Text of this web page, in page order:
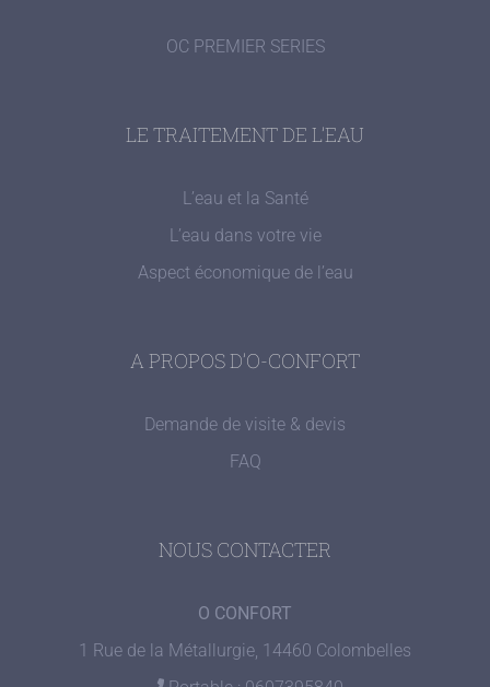
OC PREMIER SERIES
LE TRAITEMENT DE L’EAU
L’eau et la Santé
L’eau dans votre vie
Aspect économique de l’eau
A PROPOS D’O-CONFORT
Demande de visite & devis
FAQ
NOUS CONTACTER
O CONFORT
1 Rue de la Métallurgie, 14460 Colombelles